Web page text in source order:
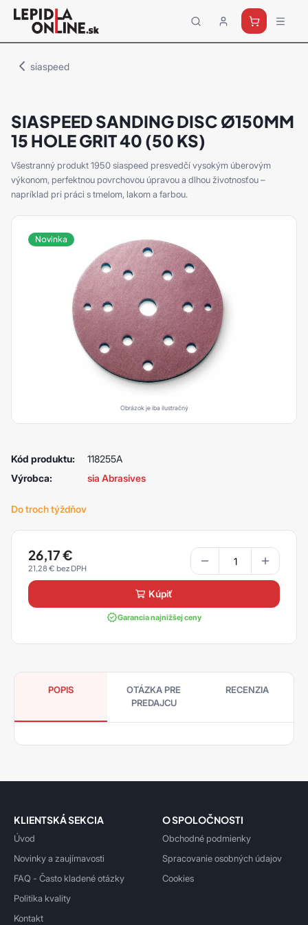
Priemyselné
lepidlá
siaspeed
SIASPEED SANDING DISC Ø150MM
15 HOLE GRIT 40 (50 KS)
Všestranný produkt 1950 siaspeed presvedčí vysokým úberovým
výkonom, perfektnou povrchovou úpravou a dlhou životnosťou –
napríklad pri práci s tmelom, lakom a farbou.
Novinka
Obrázok je iba ilustračný
Kód produktu:
118255A
Výrobca:
sia Abrasives
Do troch týždňov
26,17€
21,28€
kúpiť
Garancia najnižšej ceny
POPIS
OTÁZKA PRE
PREDAJCU
RECENZIA
KLIENTSKÁ SEKCIA
Úvod
Novinky a zaujímavosti
FAQ - Často kladené otázky
Politika kvality
Kontakt
O SPOLOČNOSTI
Obchodné podmienky
Spracovanie osobných údajov
Cookies